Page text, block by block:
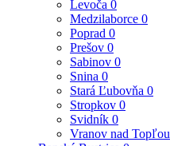
Levoča 0
Medzilaborce 0
Poprad 0
Prešov 0
Sabinov 0
Snina 0
Stará Ľubovňa 0
Stropkov 0
Svidník 0
Vranov nad Topľou